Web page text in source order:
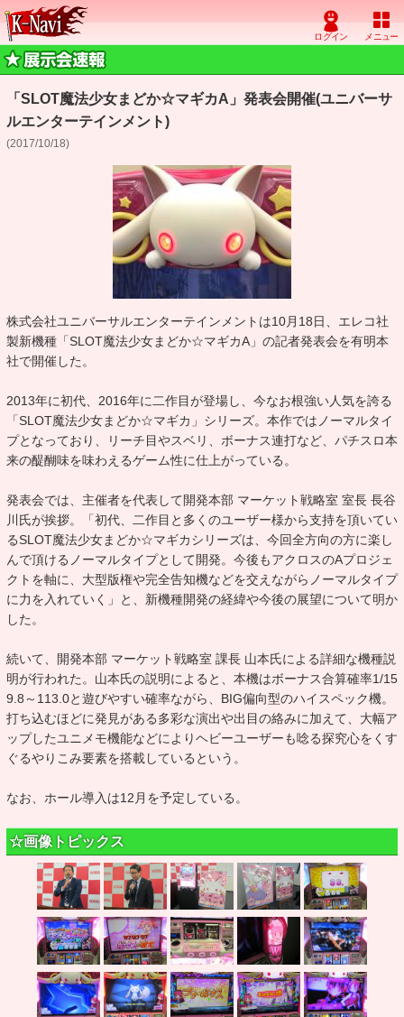
「SLOT魔法少女まどか☆マギカA」発表会開催(ユニバーサ
ルエンターテインメント)
(2017/10/18)
株式会社ユニバーサルエンターテインメントは10月18日、エレコ社
製新機種「SLOT魔法少女まどか☆マギカA」の記者発表会を有明本
社で開催した。
2013年に初代、2016年に二作目が登場し、今なお根強い人気を誇る
「SLOT魔法少女まどか☆マギカ」シリーズ。本作ではノーマルタイ
プとなっており、リーチ目やスベリ、ボーナス連打など、パチスロ本
来の醍醐味を味わえるゲーム性に仕上がっている。
発表会では、主催者を代表して開発本部 マーケット戦略室 室長 長谷
川氏が挨拶。「初代、二作目と多くのユーザー様から支持を頂いてい
るSLOT魔法少女まどか☆マギカシリーズは、今回全方向の方に楽し
んで頂けるノーマルタイプとして開発。今後もアクロスのAプロジェ
クトを軸に、大型版権や完全告知機などを交えながらノーマルタイプ
に力を入れていく」と、新機種開発の経緯や今後の展望について明か
した。
続いて、開発本部 マーケット戦略室 課長 山本氏による詳細な機種説
明が行われた。山本氏の説明によると、本機はボーナス合算確率1/15
9.8～113.0と遊びやすい確率ながら、BIG偏向型のハイスペック機。
打ち込むほどに発見がある多彩な演出や出目の絡みに加えて、大幅ア
ップしたユニメモ機能などによりヘビーユーザーも唸る探究心をくす
ぐるやりこみ要素を搭載しているという。
なお、ホール導入は12月を予定している。
☆画像トピックス